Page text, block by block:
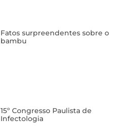
Fatos surpreendentes sobre o
bambu
15º Congresso Paulista de
Infectologia